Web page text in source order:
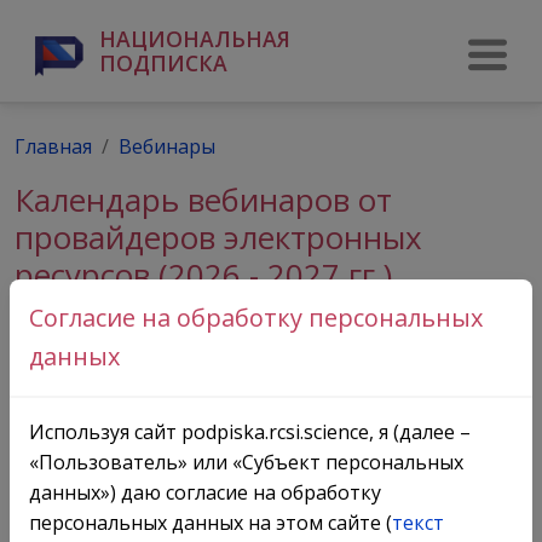
НАЦИОНАЛЬНАЯ
ПОДПИСКА
Главная Вебинары
Календарь вебинаров от
провайдеров электронных
ресурсов(2026 - 2027 гг.)
6
10
11 12 13 14 15
16
17
18 19 20 21 22
23
Согласие на обработку персональных
данных
Используя сайт podpiska.rcsi.science, я (далее –
«Пользователь» или «Субъект персональных
данных») даю согласие на обработку
персональных данных на этом сайте (текст